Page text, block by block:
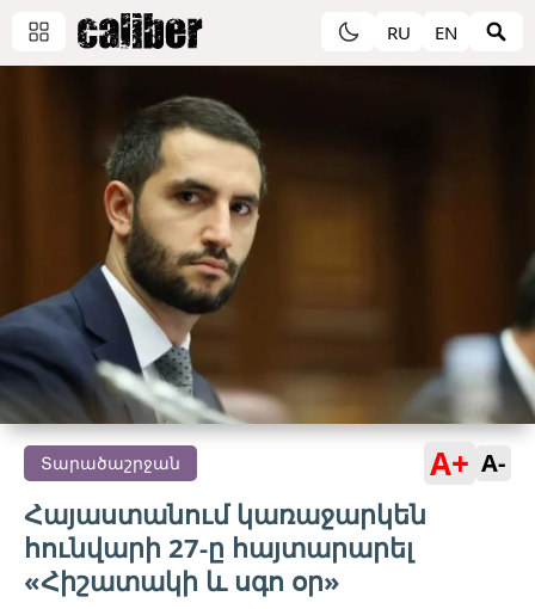
RU EN
Տարածաշրջան A+ A-
Հայաստանում կառաջարկեն
հունվարի 27-ը հայտարարել
«Հիշատակի և սգո օր»